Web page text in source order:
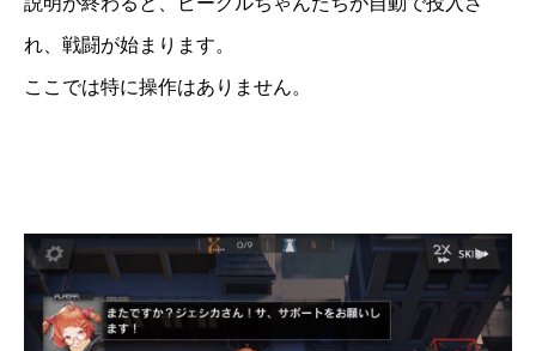
れ、戦闘が始まります。
ここでは特に操作はありません。